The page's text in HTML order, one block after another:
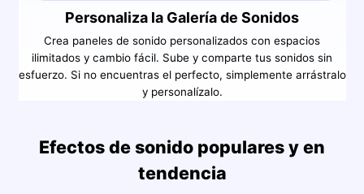
Personaliza la Galería de Sonidos
Crea paneles de sonido personalizados con espacios
ilimitados y cambio fácil. Sube y comparte tus sonidos sin
esfuerzo. Si no encuentras el perfecto, simplemente arrástralo
y personalízalo.
Efectos de sonido populares y en
tendencia